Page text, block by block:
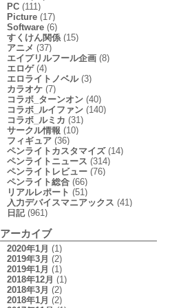
PC(111)
Picture(17)
Software(6)
すくけん関係(15)
アニメ (37)
エイプリルフール企画(8)
エロゲ(4)
エロライトノベル(3)
カラオケ(7)
コラボ_ターンオン(40)
コラボ_ルイファン(140)
コラボ_ルミカ (31)
サークル情報 (10)
フィギュア(36)
ペンライトカスタマイズ(14)
ペンライトニュース (314)
ペンライトレビュー(76)
ペンライト総合(66)
リアルレポート (51)
入力デバイスマニアックス (41)
日記(961)
アーカイブ
2020年1月 (1)
2019年3月 (2)
2019年1月 (1)
2018年12月 (1)
2018年3月 (2)
2018年1月 (2)